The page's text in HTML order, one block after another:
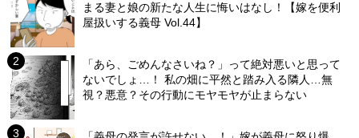
まる妻と娘の新たな人生に悔いはなし！【嫁を便利
屋扱いする義母 Vol.44】
「あら、ごめんなさいね？」って絶対悪いと思って
ないでしょ…！ 私の畑に平然と踏み入る隣人…無
視？悪意？その行動にモヤモヤが止まらない